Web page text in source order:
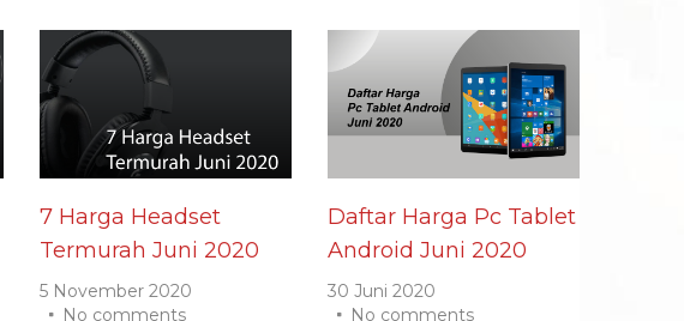
7 Harga Headset
Termurah Juni 2020
5 November 2020
No comments
Daftar Harga Pc Tablet
Android Juni 2020
30 Juni 2020
No comments